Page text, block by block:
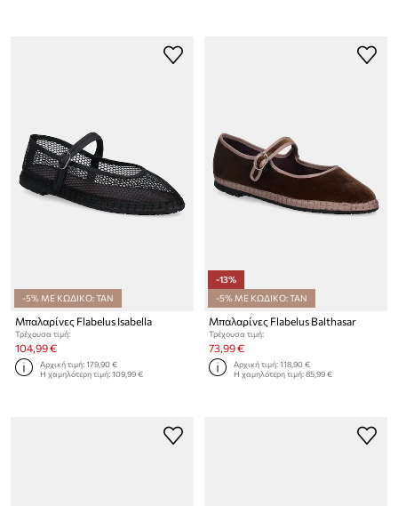
-5% ΜΕ ΚΩΔΙΚΟ: TAN
Μπαλαρίνες Flabelus Isabella
Τρέχουσα τιμή:
104,99 €
Αρχική τιμή:179,90 €
Η χαμηλότερη τιμή:109,99 €
-13%
-5% ΜΕ ΚΩΔΙΚΟ: TAN
Μπαλαρίνες Flabelus Balthasar
Τρέχουσα τιμή:
73,99 €
Αρχική τιμή:118,90 €
Η χαμηλότερη τιμή:85,99 €